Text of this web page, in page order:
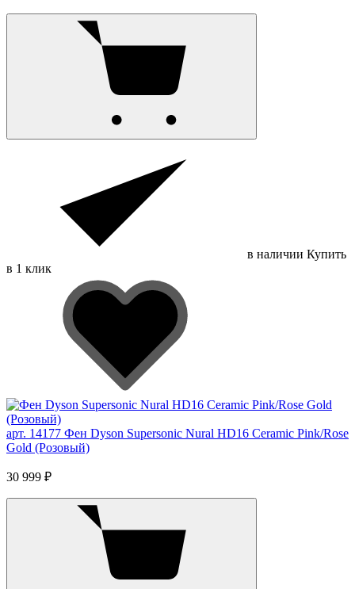
в наличии Купить
в 1 клик
арт. 14177 Фен Dyson Supersonic Nural HD16 Ceramic Pink/Rose
Gold (Розовый)
30 999 ₽